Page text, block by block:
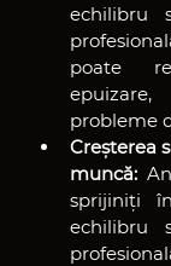
echilibru
poate
probleme
Creșterea
muncă:
sprijiniți
echilibru